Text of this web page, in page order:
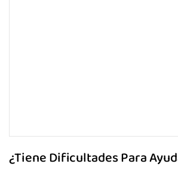
¿Tiene Dificultades Para